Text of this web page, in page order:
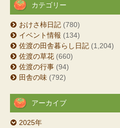
カテゴリー
おけさ柿日記 (780)
イベント情報 (134)
佐渡の田舎暮らし日記 (1,204)
佐渡の草花 (660)
佐渡の行事 (94)
田舎の味 (792)
アーカイブ
2025年